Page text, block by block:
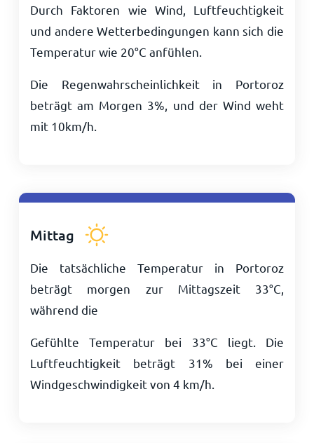
Durch Faktoren wie Wind, Luftfeuchtigkeit
und andere Wetterbedingungen kann sich die
Temperatur wie 20°C anfühlen.
Die Regenwahrscheinlichkeit in Portoroz
beträgt am Morgen 3%, und der Wind weht
mit 10km/h
Mittag
Die tatsächliche Temperatur in Portoroz
beträgt morgen zur Mittagszeit 33°C
während die
Gefühlte Temperatur bei 33°C liegt. Die
Luftfeuchtigkeit beträgt 31% bei einer
Windgeschwindigkeit von 4 km/h